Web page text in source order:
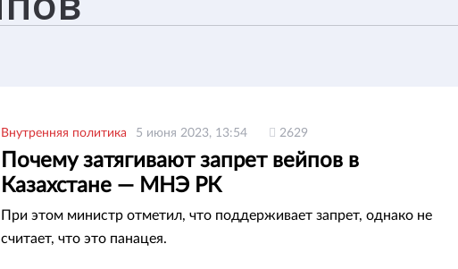
Внутренняя политика 5 июня 2023, 13:54 2629
Почему затягивают запрет вейпов в
Казахстане — МНЭ РК
При этом министр отметил, что поддерживает запрет, однако не
считает, что это панацея.